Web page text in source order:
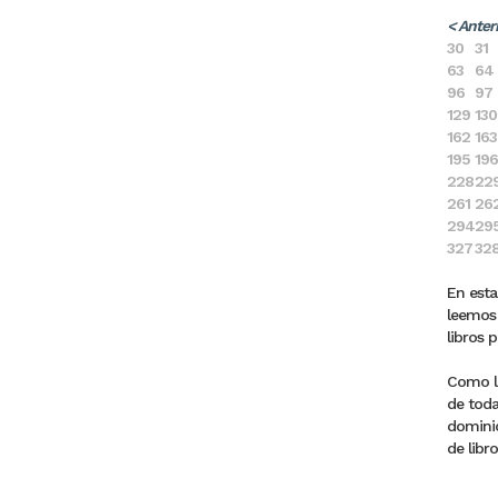
<
30
31
63
64
96
97
129 130
162 163
195 196
228
261
294
327
En
libros
Como
de
de